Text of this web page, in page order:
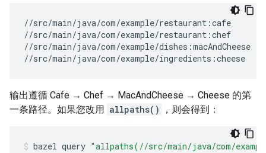
//src/main/java/com/example/restaurant:cafe
//src/main/java/com/example/restaurant:chef
//src/main/java/com/example/dishes:macAndCheese
输出遵循 Cafe → Chef → MacAndCheese → Cheese 的第
一条路径。如果您改用
allpaths() ，则会得到：
bazel query "allpaths(//src/main/java/com/